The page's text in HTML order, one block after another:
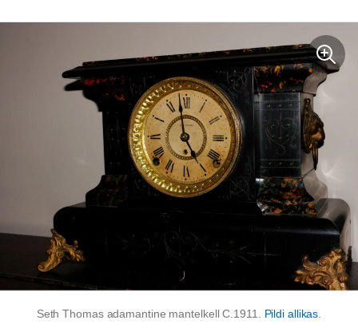
Seth Thomas adamantine mantelkell C.1911. Pildi allikas